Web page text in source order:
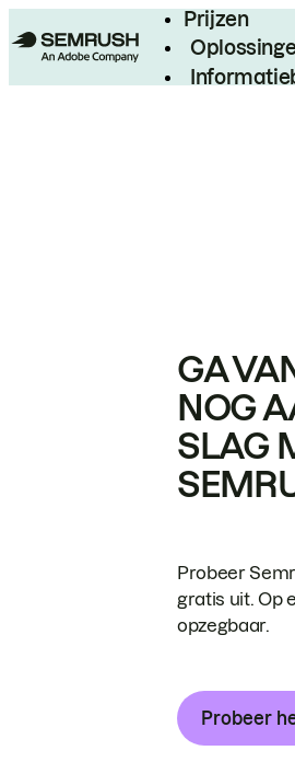
Prijzen
GA
NOG
SLAG
Probeer
gratis uit. Op
opzegbaar.
Probeer